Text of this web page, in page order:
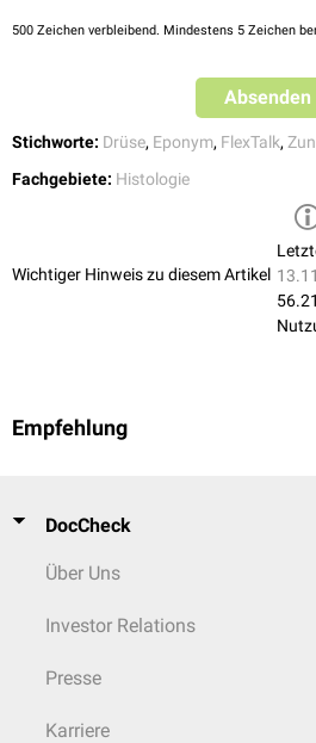
500 Zeichen verbleibend. Mindestens 5 Zeichen
Absenden
Stichworte: Drüse, Eponym, FlexTalk,
Fachgebiete: Histologie
Wichtiger Hinweis zu diesem Artikel
Empfehlung
DocCheck
Über Uns
Investor Relations
Presse
Karriere